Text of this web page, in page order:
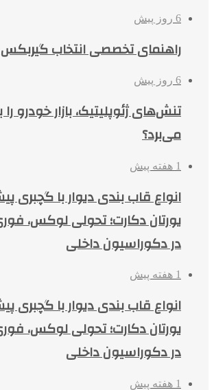
6 روز پیش
راهنمای تخصصی انتخاب
6 روز پیش
تنش‌های ژئوپلیتیک، بازار خودرو
می‌برد؟
1 هفته پیش
انواع قاب بندی دیوار با گچبری
یورتان دکارت؛ تحولی لوکس،
در دکوراسیون داخلی
1 هفته پیش
انواع قاب بندی دیوار با گچبری
یورتان دکارت؛ تحولی لوکس،
در دکوراسیون داخلی
1 هفته پیش